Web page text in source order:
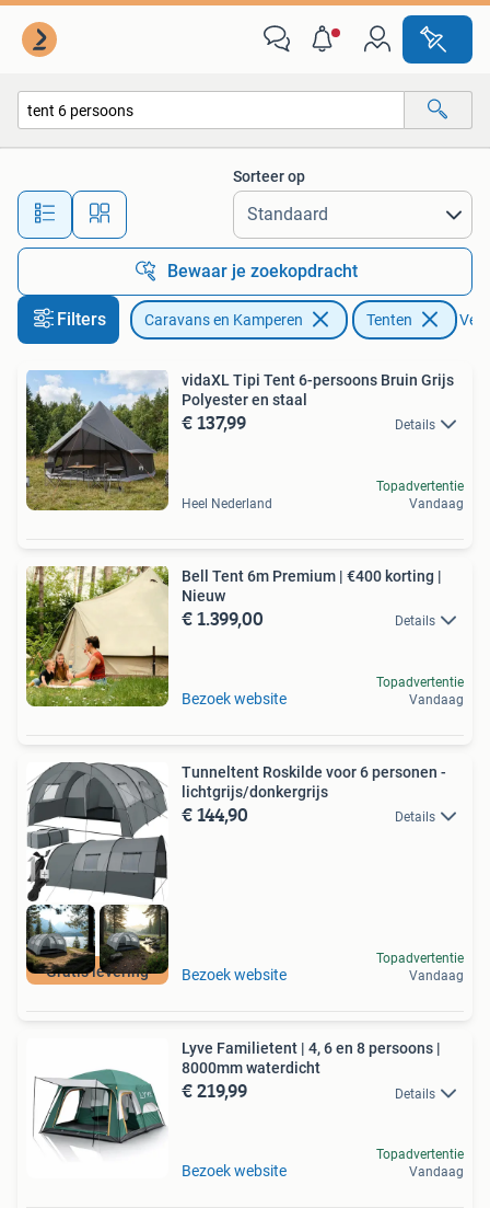
Alle afstanden…
Sorteer op
Bewaar je zoekopdracht
Filters Caravans en Kamperen Tenten
vidaXL Tipi Tent 6-persoons Bruin Grijs
Polyester en staal
€ 137,99 Details
Heel Nederland
Topadvertentie
Vandaag
Bell Tent 6m Premium | €400 korting |
Nieuw
€ 1.399,00 Details
Bezoek website
Topadvertentie
Vandaag
Gratis levering
Tunneltent Roskilde voor 6 personen -
lichtgrijs/donkergrijs
€ 144,90 Details
Bezoek website
Topadvertentie
Vandaag
Lyve Familietent | 4, 6 en 8 persoons |
8000mm waterdicht
€ 219,99 Details
Bezoek website
Topadvertentie
Vandaag